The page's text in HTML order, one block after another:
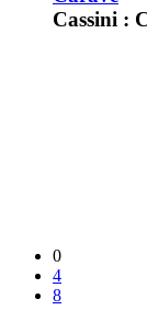
Cassini :
0
4
8